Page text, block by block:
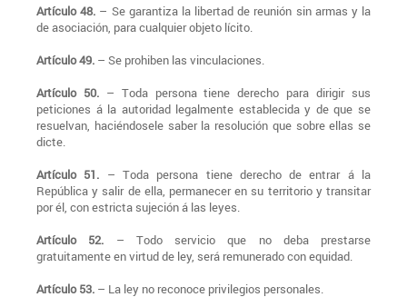
Artículo 48. – Se garantiza la libertad de reunión sin armas y la
de asociación, para cualquier objeto lícito.
Artículo 49. – Se prohiben las vinculaciones.
Artículo 50.– Toda persona tiene derecho para dirigir sus
peticiones á la autoridad legalmente establecida y de que se
resuelvan, haciéndosele saber la resolución que sobre ellas se
dicte.
Artículo 51. – Toda persona tiene derecho de entrar á la
República y salir de ella, permanecer en su territorio y transitar
por él, con estricta sujeción á las leyes.
Artículo 52. – Todo servicio que no deba prestarse
gratuitamente en virtud de ley, será remunerado con equidad.
Artículo 53. – La ley no reconoce privilegios personales.